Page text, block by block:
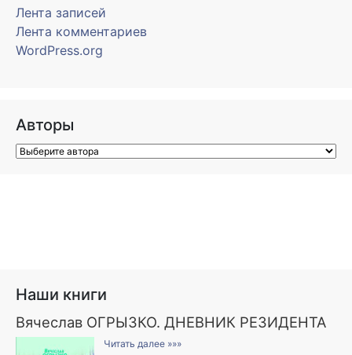
Лента записей
Лента комментариев
WordPress.org
Авторы
Наши книги
Вячеслав ОГРЫЗКО. ДНЕВНИК РЕЗИДЕНТА
Читать далее »»»